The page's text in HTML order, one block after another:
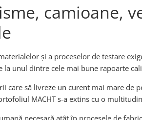
camioane,
și a proceselor de testare
unul dintre cele mai bune rapoarte
care să livreze un curent mai mare
MACHT s-a extins cu o